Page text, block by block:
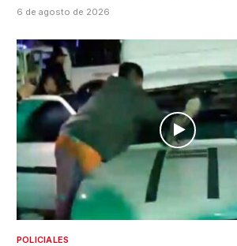
6 de agosto de 2026
POLICIALES